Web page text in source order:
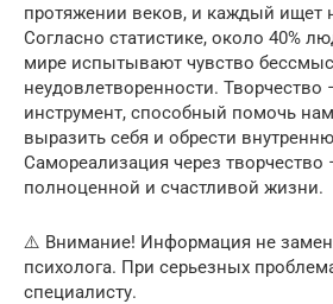
протяжении веков, и каждый ищет
Согласно статистике, около 40%
мире испытывают чувство
неудовлетворенности.
инструмент, способный помочь
выразить себя и обрести
Самореализация через творчество
полноценной и счастливой жизни.
⚠️ Внимание! Информация не
психолога. При серьезных
специалисту.